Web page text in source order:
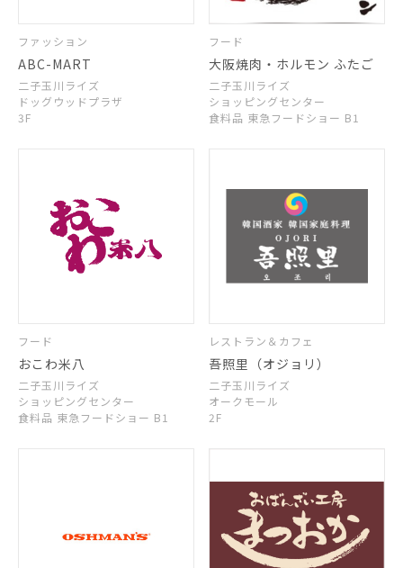
ファッション
ABC-MART
二子玉川ライズ
ドッグウッドプラザ
3F
フード
大阪焼肉・ホルモン ふたご
二子玉川ライズ
ショッピングセンター
食料品 東急フードショー B1
フード
おこわ米八
二子玉川ライズ
ショッピングセンター
食料品 東急フードショー B1
レストラン＆カフェ
吾照里（オジョリ）
二子玉川ライズ
オークモール
2F